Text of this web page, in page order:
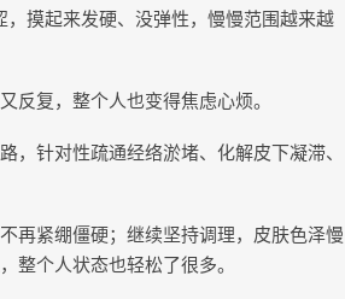
摸起来发硬、没弹性，慢慢范围越来越
反复，整个人也变得焦虑心烦。
针对性疏通经络淤堵、化解皮下凝滞、
再紧绷僵硬；继续坚持调理，皮肤色泽慢
整个人状态也轻松了很多。